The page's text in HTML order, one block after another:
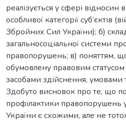
реалізується у сфері відносин
особливої категорії суб’єктів
Збройних Сил України); б)
загальносоціальної системи
правопорушень; в) поняттям,
обумовлену правовим статусом
засобами здійснення, умовами
Здобуто висновок про те, що
профілактики правопорушень
України є схожими, але не